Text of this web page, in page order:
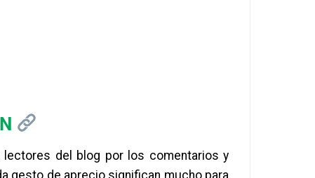
lectores del blog por los comentarios y
gesto de aprecio significan mucho para